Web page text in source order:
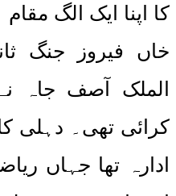
کا اپنا ایک الگ
خاں فیروز جنگ
کرائی تھی۔ دہلی
ادارہ تھا جہاں